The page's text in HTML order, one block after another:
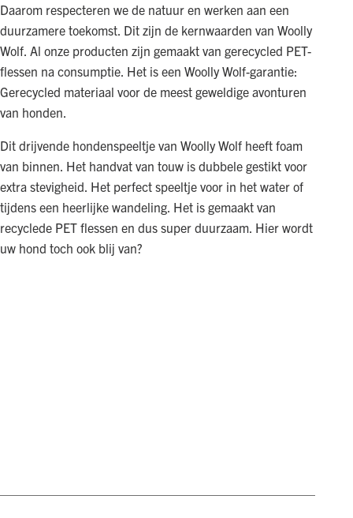
Daarom respecteren we de natuur en werken aan een
duurzamere toekomst. Dit zijn de kernwaarden van Woolly
Wolf. Al onze producten zijn gemaakt van gerecycled PET-
flessen na consumptie. Het is een Woolly Wolf-garantie:
Gerecycled materiaal voor de meest geweldige avonturen
van honden.
Dit drijvende hondenspeeltje van Woolly Wolf heeft foam
van binnen. Het handvat van touw is dubbele gestikt voor
extra stevigheid. Het perfect speeltje voor in het water of
tijdens een heerlijke wandeling. Het is gemaakt van
recyclede PET flessen en dus super duurzaam. Hier wordt
uw hond toch ook blij van?